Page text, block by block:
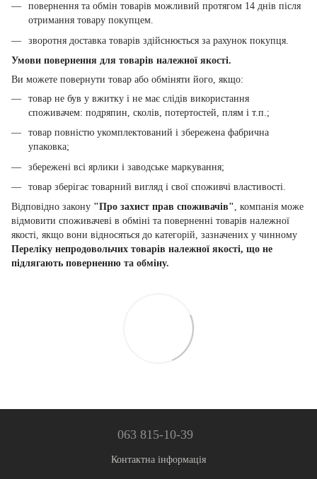
повернення та обмін товарів можливий протягом 14 днів після
отримання товару покупцем.
зворотня доставка товарів здійснюється за рахунок покупця.
Умови повернення для товарів належної якості.
Ви можете повернути товар або обміняти його, якщо:
товар не був у вжитку і не має слідів використання
споживачем: подряпин, сколів, потертостей, плям і т.п.;
товар повністю укомплектований і збережена фабрична
упаковка;
збережені всі ярлики і заводське маркування;
товар зберігає товарний вигляд і свої споживчі властивості.
Відповідно закону "Про захист прав споживачів", компанія може
відмовити споживачеві в обміні та поверненні товарів належної
якості, якщо вони відносяться до категорій, зазначених у чинному
Переліку непродовольчих товарів належної якості, що не
підлягають поверненню та обміну.
063 815-10-39
Контактна інформація